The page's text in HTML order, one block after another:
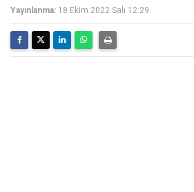
Yayınlanma: 18 Ekim 2022 Salı 12:29